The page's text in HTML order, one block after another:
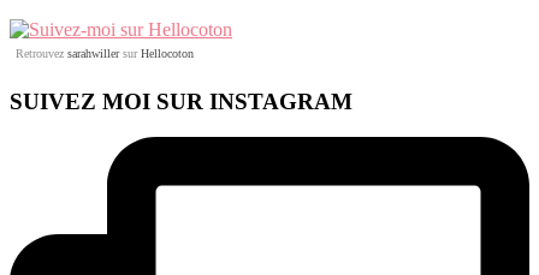
Retrouvez sarahwillersurHellocoton
SUIVEZ MOI SUR INSTAGRAM